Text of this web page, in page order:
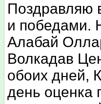
Поздравляю
и победами.
Алабай
Волкадав
обоих дней,
день оценка